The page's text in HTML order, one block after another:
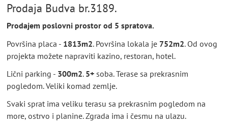
Prodaja Budva br.3189.
Prodajem poslovni prostor od 5 spratova.
Površina placa - 1813m2. Površina lokala je 752m2. Od ovog
projekta možete napraviti kazino, restoran, hotel.
Lični parking - 300m2. 5+ soba. Terase sa prekrasnim
pogledom. Veliki komad zemlje.
Svaki sprat ima veliku terasu sa prekrasnim pogledom na
more, ostrvo i planine. Zgrada ima i česmu na ulazu.